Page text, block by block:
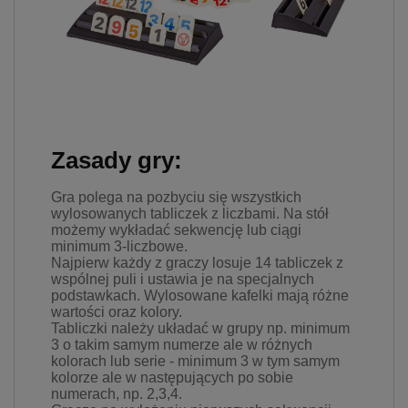
Zasady gry:
Gra polega na pozbyciu się wszystkich
wylosowanych tabliczek z liczbami. Na stół
możemy wykładać sekwencję lub ciągi
minimum 3-liczbowe.
Najpierw każdy z graczy losuje 14 tabliczek z
wspólnej puli i ustawia je na specjalnych
podstawkach. Wylosowane kafelki mają różne
wartości oraz kolory.
Tabliczki należy układać w grupy np. minimum
3 o takim samym numerze ale w różnych
kolorach lub serie - minimum 3 w tym samym
kolorze ale w następujących po sobie
numerach, np. 2,3,4.
prywatności w związku z
czym nie mamy wpływu na
prowadzoną przez
dostawców politykę
zgłoszenia możesz kierować
Inspektora Ochrony Danych,
pod adres
marketing@kecja.pllub nr
telefonu+48 693 713 987